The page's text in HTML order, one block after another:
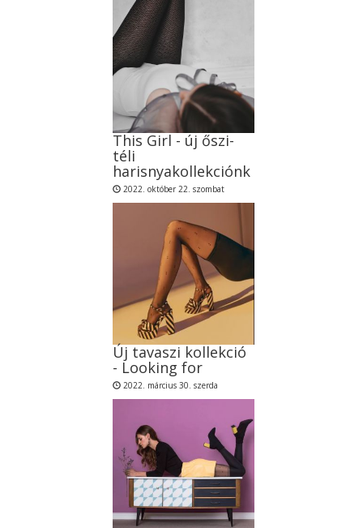
This Girl - új őszi-
téli
harisnyakollekciónk
2022. október 22. szombat
Új tavaszi kollekció
- Looking for
2022. március 30. szerda